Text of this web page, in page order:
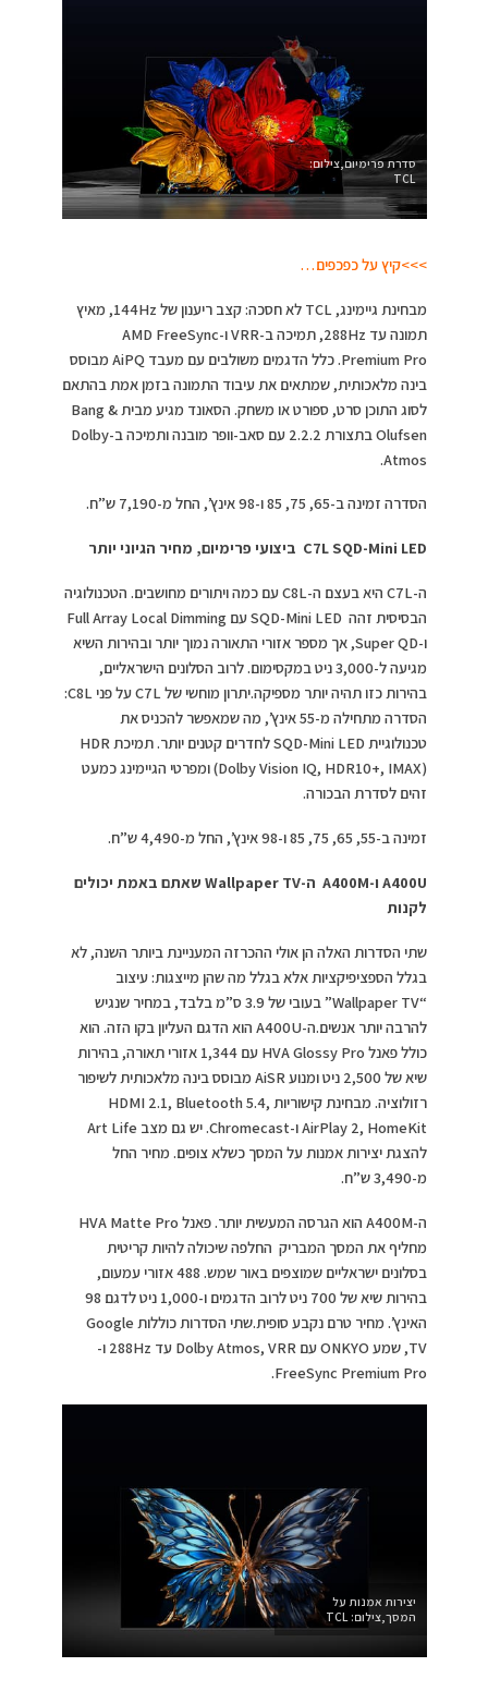
סדרת פרימיום,צילום:
TCL
>>>קיץ על כפכפים…
מבחינת גיימינג, TCL לא חסכה: קצב ריענון של 144Hz, מאיץ
תמונה עד 288Hz, תמיכה ב-VRR ו-AMD FreeSync
Premium Pro. כלל הדגמים משולבים עם מעבד AiPQ מבוסס
בינה מלאכותית, שמתאים את עיבוד התמונה בזמן אמת בהתאם
לסוג התוכן סרט, ספורט או משחק. הסאונד מגיע מבית Bang &
Olufsen בתצורת 2.2.2 עם סאב-וופר מובנה ותמיכה ב-Dolby
Atmos.
הסדרה זמינה ב-65, 75, 85 ו-98 אינץ’, החל מ-7,190 ש”ח.
C7L SQD-Mini LED ביצועי פרימיום, מחיר הגיוני יותר
ה-C7L היא בעצם ה-C8L עם כמה ויתורים מחושבים. הטכנולוגיה
הבסיסית זהה SQD-Mini LED עם Full Array Local Dimming
ו-Super QD, אך מספר אזורי התאורה נמוך יותר ובהירות השיא
מגיעה ל-3,000 ניט במקסימום. לרוב הסלונים הישראליים,
בהירות כזו תהיה יותר מספיקה.יתרון מוחשי של C7L על פני C8L:
הסדרה מתחילה מ-55 אינץ’, מה שמאפשר להכניס את
טכנולוגיית SQD-Mini LED לחדרים קטנים יותר. תמיכת HDR
(Dolby Vision IQ, HDR10+, IMAX) ומפרטי הגיימינג כמעט
זהים לסדרת הבכורה.
זמינה ב-55, 65, 75, 85 ו-98 אינץ’, החל מ-4,490 ש”ח.
A400U ו-A400M ה-Wallpaper TV שאתם באמת יכולים
לקנות
שתי הסדרות האלה הן אולי ההכרזה המעניינת ביותר השנה, לא
בגלל הספציפיקציות אלא בגלל מה שהן מייצגות: עיצוב
“Wallpaper TV” בעובי של 3.9 ס”מ בלבד, במחיר שנגיש
להרבה יותר אנשים.ה-A400U הוא הדגם העליון בקו הזה. הוא
כולל פאנל HVA Glossy Pro עם 1,344 אזורי תאורה, בהירות
שיא של 2,500 ניט ומנוע AiSR מבוסס בינה מלאכותית לשיפור
רזולוציה. מבחינת קישוריות HDMI 2.1, Bluetooth 5.4,
AirPlay 2, HomeKit ו-Chromecast. יש גם מצב Art Life
להצגת יצירות אמנות על המסך כשלא צופים. מחיר החל
מ-3,490 ש”ח.
ה-A400M הוא הגרסה המעשית יותר. פאנל HVA Matte Pro
מחליף את המסך המבריק החלפה שיכולה להיות קריטית
בסלונים ישראליים שמוצפים באור שמש. 488 אזורי עמעום,
בהירות שיא של 700 ניט לרוב הדגמים ו-1,000 ניט לדגם 98
האינץ’. מחיר טרם נקבע סופית.שתי הסדרות כוללות Google
TV, שמע ONKYO עם Dolby Atmos, VRR עד 288Hz ו-
FreeSync Premium Pro.
יצירות אמנות על
המסך,צילום: TCL